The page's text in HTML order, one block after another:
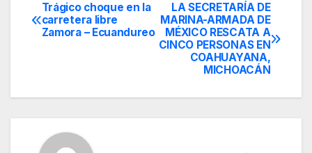
Navegación
de
LA SECRETARÍA DE
MARINA-ARMADA DE
MÉXICO RESCATA A
CINCO PERSONAS EN
COAHUAYANA,
MICHOACÁN
Trágico choque en la
carretera libre
Zamora – Ecuandureo